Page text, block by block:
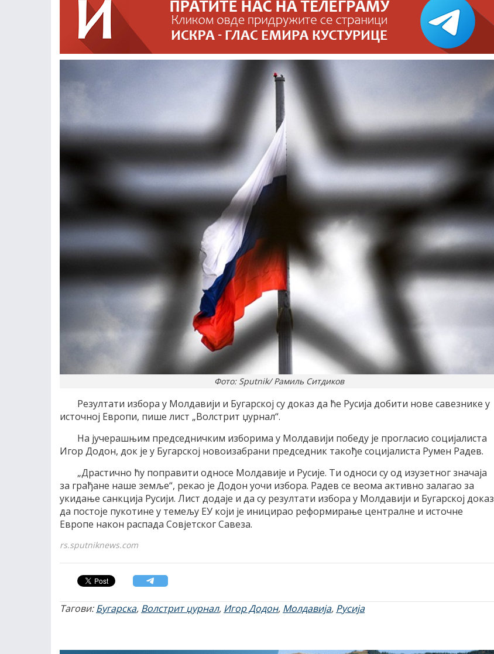
Фото: Sputnik/ Рамиль Ситдиков
Резултати избора у Молдавији и Бугарској су доказ да ће Русија добити нове савезнике у
источној Европи, пише лист „Волстрит џурнал“.
На јучерашњим председничким изборима у Молдавији победу је прогласио социјалиста
Игор Додон, док је у Бугарској новоизабрани председник такође социјалиста Румен Радев.
„Драстично ћу поправити односе Молдавије и Русије. Ти односи су од изузетног значаја
за грађане наше земље“, рекао је Додон уочи избора. Радев се веома активно залагао за
укидање санкција Русији. Лист додаје и да су резултати избора у Молдавији и Бугарској доказ
да постоје пукотине у темељу ЕУ који је иницирао реформирање централне и источне
Европе након распада Совјетског Савеза.
rs.sputniknews.com
Тагови:Бугарска, Волстрит џурнал, Игор Додон, Молдавија, Русија